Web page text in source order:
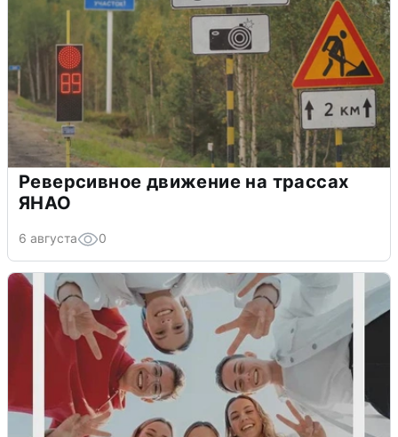
Реверсивное движение на трассах
ЯНАО
6 августа 0